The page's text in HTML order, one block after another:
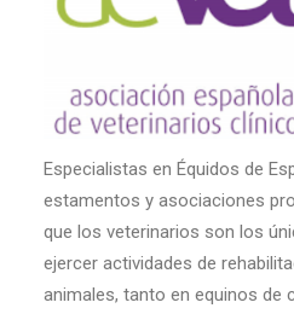
Especialistas en Équidos de
estamentos y asociaciones
que los veterinarios son los
ejercer actividades de
animales, tanto en equinos de